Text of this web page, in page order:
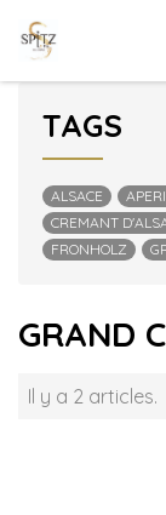
GRAND
Il y a 2 articles.
CATÉGORIES
TAGS
ALSACE
CREMANT
FRONHOLZ